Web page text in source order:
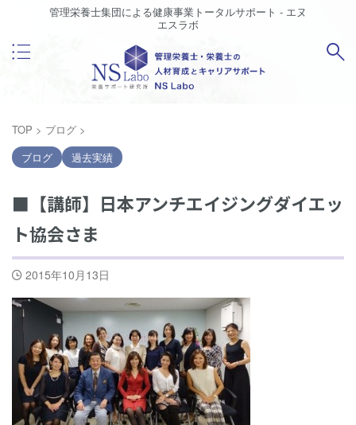
管理栄養士集団による健康事業トータルサポート - エヌ
エスラボ
TOP > ブログ >
ブログ
過去実績
■【講師】日本アンチエイジングダイエッ
ト協会さま
2015年10月13日